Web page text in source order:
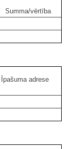
Summa/vērtība
Īpašuma adrese